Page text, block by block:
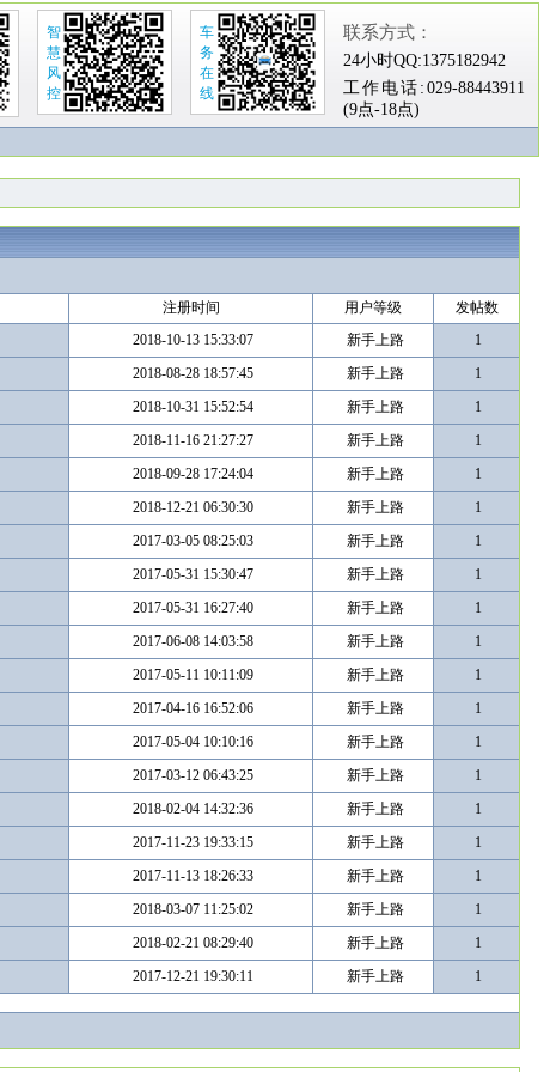
智
慧
风
控
车
务
在
线
联系方式：
24小时QQ:1375182942
工作电话:029-88443911
(9点-18点)
注册时间 用户等级
发帖数
2018-10-13 15:33:07 新手上路
1
2018-08-28 18:57:45 新手上路
1
2018-10-31 15:52:54 新手上路
1
2018-11-16 21:27:27 新手上路
1
2018-09-28 17:24:04 新手上路
1
2018-12-21 06:30:30 新手上路
1
2017-03-05 08:25:03 新手上路
1
2017-05-31 15:30:47 新手上路
1
2017-05-31 16:27:40 新手上路
1
2017-06-08 14:03:58 新手上路
1
2017-05-11 10:11:09 新手上路
1
2017-04-16 16:52:06 新手上路
1
2017-05-04 10:10:16 新手上路
1
2017-03-12 06:43:25 新手上路
1
2018-02-04 14:32:36 新手上路
1
2017-11-23 19:33:15 新手上路
1
2017-11-13 18:26:33 新手上路
1
2018-03-07 11:25:02 新手上路
1
2018-02-21 08:29:40 新手上路
1
2017-12-21 19:30:11 新手上路 1